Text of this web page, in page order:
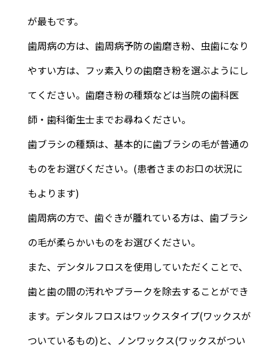
が最もです。
歯周病の方は、歯周病予防の歯磨き粉、虫歯になり
やすい方は、フッ素入りの歯磨き粉を選ぶようにし
てください。歯磨き粉の種類などは当院の歯科医
師・歯科衛生士までお尋ねください。
歯ブラシの種類は、基本的に歯ブラシの毛が普通の
ものをお選びください。(患者さまのお口の状況に
もよります)
歯周病の方で、歯ぐきが腫れている方は、歯ブラシ
の毛が柔らかいものをお選びください。
また、デンタルフロスを使用していただくことで、
歯と歯の間の汚れやプラークを除去することができ
ます。デンタルフロスはワックスタイプ(ワックスが
ついているもの)と、ノンワックス(ワックスがつい